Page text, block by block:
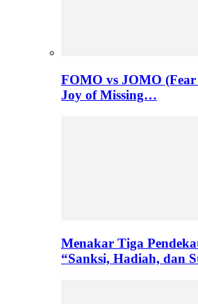
FOMO vs JOMO
Joy of Missing…
Menakar Tiga
“Sanksi, Hadiah, dan